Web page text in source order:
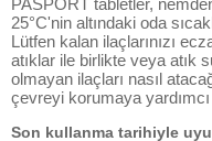
25°C'nin altındaki oda
Lütfen kalan ilaçlarınızı
atıklar ile birlikte veya atık
olmayan ilaçları nasıl
çevreyi korumaya yardımcı
Son kullanma tarihiyle